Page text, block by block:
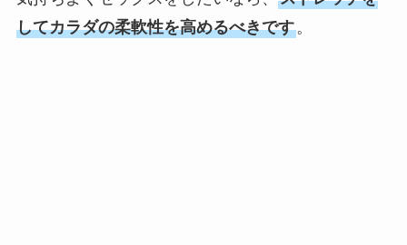
してカラダの柔軟性を高めるべきです。